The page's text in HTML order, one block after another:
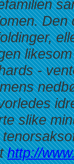
Den
-
slike
http://